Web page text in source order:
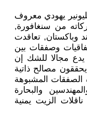
يهودي معروف
من سنغافورة,
وباكستان, تعاقدت
وصفقات بين
مجالا للشك إن
مصالح ذاتية
المشبوهة
والبحارة
الزيت يمنية